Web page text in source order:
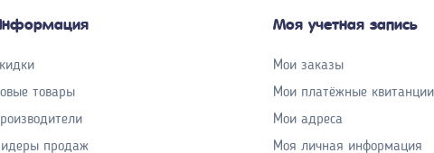
товары
продаж
Моя учетная запись
Мои заказы
Мои платёжные квитанции
Мои адреса
Моя личная информация